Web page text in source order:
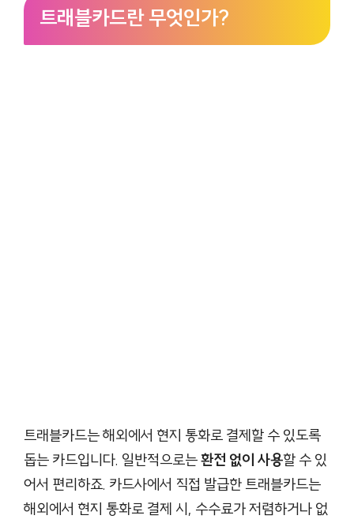
트래블카드란 무엇인가?
트래블카드는 해외에서 현지 통화로 결제할 수 있도록
돕는 카드입니다. 일반적으로는환전 없이 사용할 수 있
어서 편리하죠. 카드사에서 직접 발급한 트래블카드는
해외에서 현지 통화로 결제 시, 수수료가 저렴하거나 없